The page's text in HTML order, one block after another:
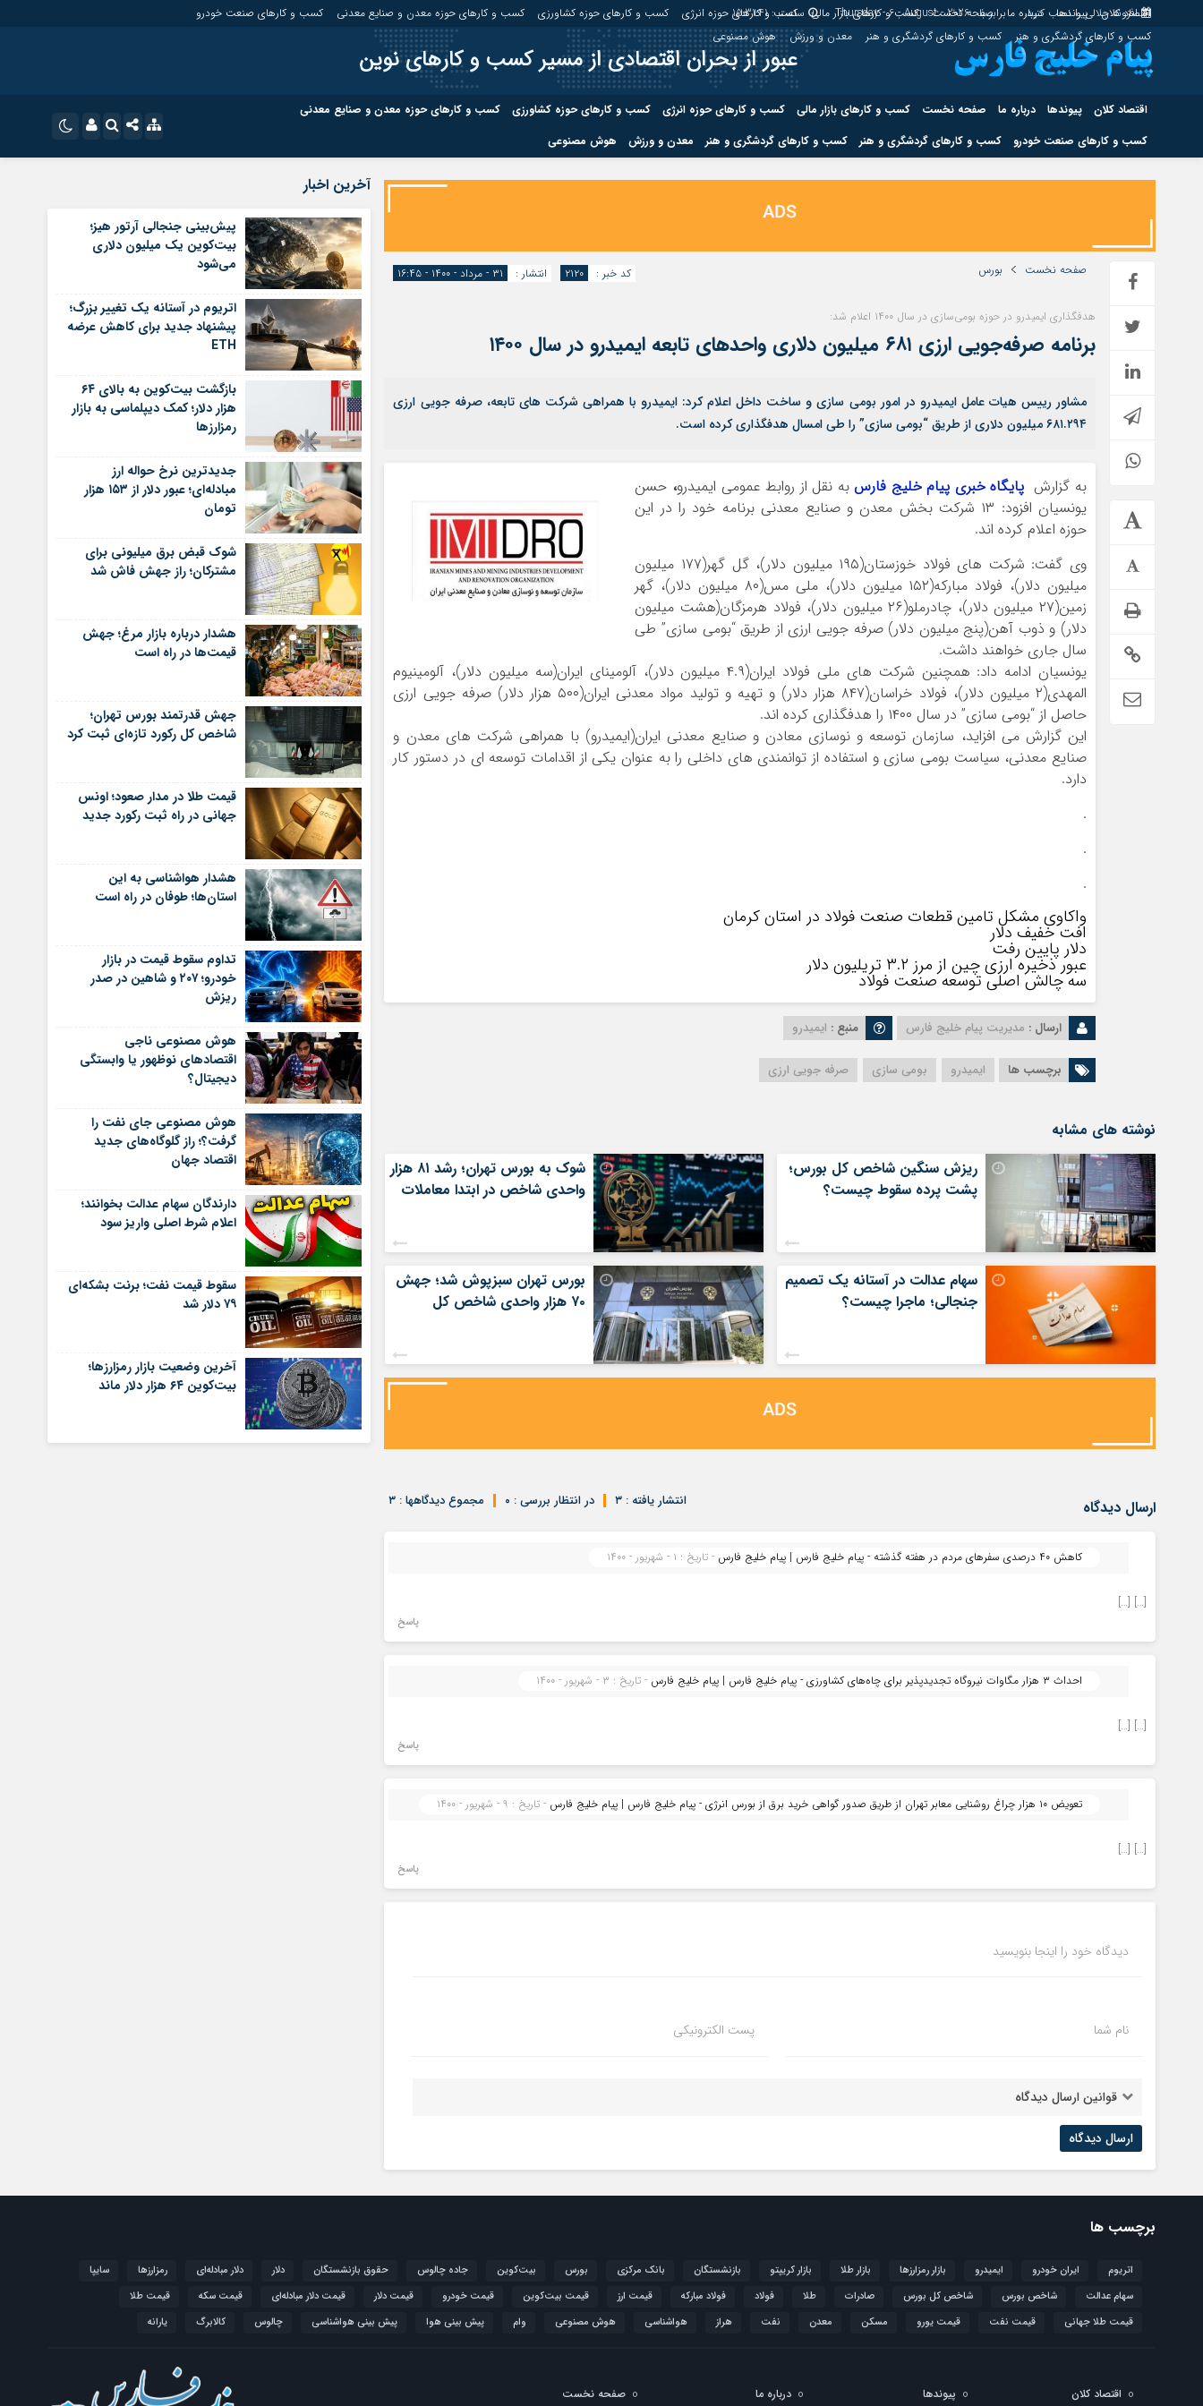
افزونه جلالی را نصب کنید. برابر با : Thursday - 6 - August - 2026 ساعت :15:31:42 اقتصاد کلان پیوندها درباره ما صفحه نخست کسب و کارهای بازار مالی کسب و کارهای حوزه انرژی کسب و کارهای حوزه کشاورزی کسب و کارهای حوزه معدن و صنایع معدنی
کسب و کارهای صنعت خودرو
کسب و کارهای گردشگری و هنر
کسب و کارهای گردشگری و هنر معدن و ورزش هوش مصنوعی
عبور از بحران اقتصادی از مسیر کسب و کارهای نوین
اقتصاد کلان پیوندها درباره ما صفحه نخست کسب و کارهای بازار مالی کسب و کارهای حوزه انرژی کسب و کارهای حوزه کشاورزی
کسب و کارهای حوزه معدن و صنایع معدنی
کسب و کارهای صنعت خودرو
کسب و کارهای گردشگری و هنر کسب و کارهای گردشگری و هنر معدن و ورزش هوش مصنوعی
سروش
ایتا
آپارات
اپلیکیشن
رمز عبور
مرا به خاطر بسپار
اقتصاد کلان پیوندها درباره ما صفحه نخست
کسب و کارهای حوزه کشاورزی کسب و کارهای صنعت خودرو کسب و کارهای گردشگری و هنر
کسب و کارهای گردشگری و هنر معدن و ورزش
هوش مصنوعی
صفحه نخست بورس انتشار : ۳۱ - مرداد - ۱۴۰۰ - ۱۶:۴۵ کد خبر : ۲۱۲۰
هدفگذاری ایمیدرو در حوزه بومی‌سازی در سال ۱۴۰۰ اعلام شد:
برنامه صرفه‌جویی ارزی ۶۸۱ میلیون دلاری واحدهای تابعه ایمیدرو در سال ۱۴۰۰
مشاور رییس هیات عامل ایمیدرو در امور بومی سازی و ساخت داخل اعلام کرد: ایمیدرو با همراهی شرکت های تابعه، صرفه جویی ارزی
۶۸۱.۲۹۴ میلیون دلاری از طریق “بومی سازی” را طی امسال هدفگذاری کرده است.
به گزارش پایگاه خبری پیام خلیج فارس به نقل از روابط عمومی ایمیدرو، حسن
یونسیان افزود: ۱۳ شرکت بخش معدن و صنایع معدنی برنامه خود را در این
حوزه اعلام کرده اند.
وی گفت: شرکت های فولاد خوزستان(۱۹۵ میلیون دلار)، گل گهر(۱۷۷ میلیون
میلیون دلار)، فولاد مبارکه(۱۵۲ میلیون دلار)، ملی مس(۸۰ میلیون دلار)، گهر
زمین(۲۷ میلیون دلار)، چادرملو(۲۶ میلیون دلار)، فولاد هرمزگان(هشت میلیون
دلار) و ذوب آهن(پنج میلیون دلار) صرفه جویی ارزی از طریق “بومی سازی” طی
سال جاری خواهند داشت.
یونسیان ادامه داد: همچنین شرکت های ملی فولاد ایران(۴.۹ میلیون دلار)، آلومینای ایران(سه میلیون دلار)، آلومینیوم
المهدی(۲ میلیون دلار)، فولاد خراسان(۸۴۷ هزار دلار) و تهیه و تولید مواد معدنی ایران(۵۰۰ هزار دلار) صرفه جویی ارزی
حاصل از “بومی سازی” در سال ۱۴۰۰ را هدفگذاری کرده اند.
این گزارش می افزاید، سازمان توسعه و نوسازی معادن و صنایع معدنی ایران(ایمیدرو) با همراهی شرکت های معدن و
صنایع معدنی، سیاست بومی سازی و استفاده از توانمندی های داخلی را به عنوان یکی از اقدامات توسعه ای در دستور کار
دارد.
.
.
.
واکاوی مشکل تامین قطعات صنعت فولاد در استان کرمان
افت خفیف دلار
دلار پایین رفت
عبور ذخیره ارزی چین از مرز ۳.۲ تریلیون دلار
سه چالش اصلی توسعه صنعت فولاد
ارسال : مدیریت پیام خلیج فارس منبع : ایمیدرو
برچسب ها ایمیدرو بومی سازی صرفه جویی ارزی
نوشته های مشابه
ریزش سنگین شاخص کل بورس؛
پشت پرده سقوط چیست؟
شوک به بورس تهران؛ رشد ۸۱ هزار
واحدی شاخص در ابتدا معاملات
سهام عدالت در آستانه یک تصمیم
جنجالی؛ ماجرا چیست؟
بورس تهران سبزپوش شد؛ جهش
۷۰ هزار واحدی شاخص کل
ارسال دیدگاه مجموع دیدگاهها : ۳ در انتظار بررسی : ۰ انتشار یافته : ۳
کاهش ۴۰ درصدی سفرهای مردم در هفته گذشته - پیام خلیج فارس | پیام خلیج فارس - تاریخ : ۱ - شهریور - ۱۴۰۰
[…] […]
پاسخ
احداث ۳ هزار مگاوات نیروگاه تجدیدپذیر برای چاه‌های کشاورزی - پیام خلیج فارس | پیام خلیج فارس - تاریخ : ۳ - شهریور - ۱۴۰۰
[…] […]
پاسخ
تعویض ۱۰ هزار چراغ روشنایی معابر تهران از طریق صدور گواهی خرید برق از بورس انرژی - پیام خلیج فارس | پیام خلیج فارس - تاریخ : ۹ - شهریور - ۱۴۰۰
[…] […]
پاسخ
دیدگاه خود را اینجا بنویسید
نام شما پست الکترونیکی
قوانین ارسال دیدگاه
آخرین اخبار
پیش‌بینی جنجالی آرتور هیز؛
بیت‌کوین یک میلیون دلاری
می‌شود
اتریوم در آستانه یک تغییر بزرگ؛
پیشنهاد جدید برای کاهش عرضه
ETH
بازگشت بیت‌کوین به بالای ۶۴
هزار دلار؛ کمک دیپلماسی به بازار
رمزارزها
جدیدترین نرخ حواله ارز
مبادله‌ای؛ عبور دلار از ۱۵۳ هزار
تومان
شوک قبض برق میلیونی برای
مشترکان؛ راز جهش فاش شد
هشدار درباره بازار مرغ؛ جهش
قیمت‌ها در راه است
جهش قدرتمند بورس تهران؛
شاخص کل رکورد تازه‌ای ثبت کرد
قیمت طلا در مدار صعود؛ اونس
جهانی در راه ثبت رکورد جدید
هشدار هواشناسی به این
استان‌ها؛ طوفان در راه است
تداوم سقوط قیمت در بازار
خودرو؛ ۲۰۷ و شاهین در صدر
ریزش
هوش مصنوعی ناجی
اقتصادهای نوظهور یا وابستگی
دیجیتال؟
هوش مصنوعی جای نفت را
گرفت؟؛ راز گلوگاه‌های جدید
اقتصاد جهان
دارندگان سهام عدالت بخوانند؛
اعلام شرط اصلی واریز سود
سقوط قیمت نفت؛ برنت بشکه‌ای
۷۹ دلار شد
آخرین وضعیت بازار رمزارزها؛
بیت‌کوین ۶۴ هزار دلار ماند
برچسب ها
اتریوم ایران خودرو ایمیدرو بازار رمزارزها بازار طلا بازار کریپتو بازنشستگان بانک مرکزی بورس بیت‌کوین جاده چالوس حقوق بازنشستگان دلار دلار مبادله‌ای رمزارزها
سایپا
سهام عدالت
شاخص بورس شاخص کل بورس صادرات طلا فولاد فولاد مبارکه قیمت ارز قیمت بیت‌کوین قیمت خودرو قیمت دلار قیمت دلار مبادله‌ای قیمت سکه
قیمت طلا
قیمت طلا جهانی
قیمت نفت قیمت یورو مسکن معدن نفت هراز هواشناسی هوش مصنوعی وام پیش بینی هوا پیش بینی هواشناسی چالوس کالابرگ یارانه
اقتصاد کلان پیوندها درباره ما صفحه نخست